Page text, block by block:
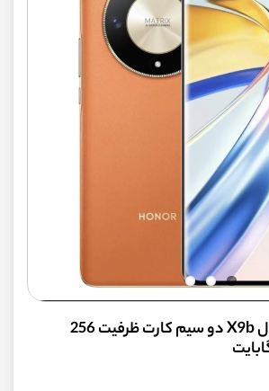
گوشی موبایل آنر مدل X9b دو سیم کارت ظرفیت 256